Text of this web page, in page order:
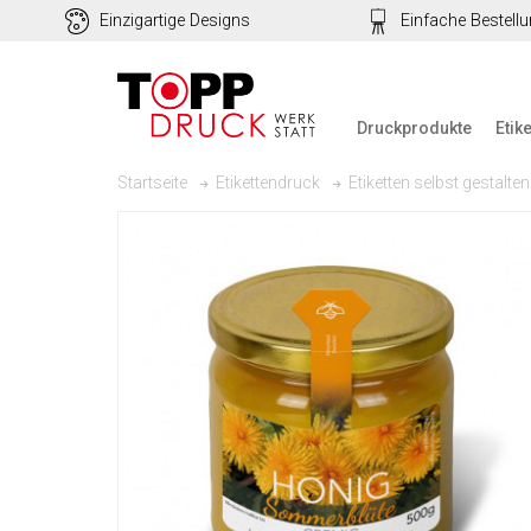
Einzigartige Designs Einfache
Druckprodukte
Startseite Etikettendruck Etiketten selbst gestalten